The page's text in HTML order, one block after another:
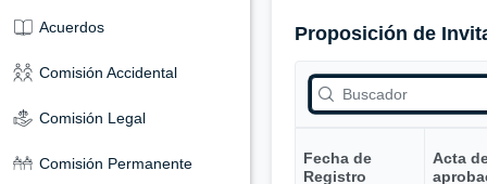
Acuerdos
Comisión Accidental
Comisión Legal
Comisión Permanente
Proposición de
Fecha de
Registro
Acta